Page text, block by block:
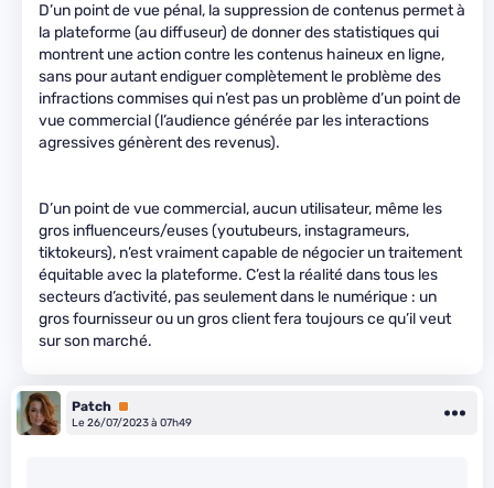
D’un point de vue pénal, la suppression de contenus permet à
la plateforme (au diffuseur) de donner des statistiques qui
montrent une action contre les contenus haineux en ligne,
sans pour autant endiguer complètement le problème des
infractions commises qui n’est pas un problème d’un point de
vue commercial (l’audience générée par les interactions
agressives génèrent des revenus).
D’un point de vue commercial, aucun utilisateur, même les
gros influenceurs/euses (youtubeurs, instagrameurs,
tiktokeurs), n’est vraiment capable de négocier un traitement
équitable avec la plateforme. C’est la réalité dans tous les
secteurs d’activité, pas seulement dans le numérique : un
gros fournisseur ou un gros client fera toujours ce qu’il veut
sur son marché.
Patch Premium
Le 26/07/2023 à 07h49